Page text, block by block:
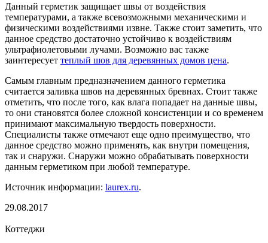
Данный герметик защищает швы от воздействия
температурами, а также всевозможными механическими и
физическими воздействиями извне. Также стоит заметить, что
данное средство достаточно устойчиво к воздействиям
ультрафиолетовыми лучами. Возможно вас также
заинтересует теплый шов для деревянных домов цена.
Самым главным предназначением данного герметика
считается заливка швов на деревянных бревнах. Стоит также
отметить, что после того, как влага попадает на данные швы,
то они становятся более сложной консистенции и со временем
принимают максимальную твердость поверхности.
Специалисты также отмечают еще одно преимущество, что
данное средство можно применять, как внутри помещения,
так и снаружи. Снаружи можно обрабатывать поверхности
данным герметиком при любой температуре.
Источник информации: laurex.ru.
29.08.2017
Коттеджи